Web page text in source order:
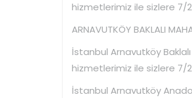
hizmetlerimiz ile sizlere 7/
ARNAVUTKÖY BAKLALI
İstanbul Arnavutköy
hizmetlerimiz ile sizlere 7/
İstanbul Arnavutköy